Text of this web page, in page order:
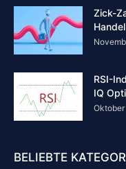
Zick-
RSI-
IQ
Oktober
BELIEBTE